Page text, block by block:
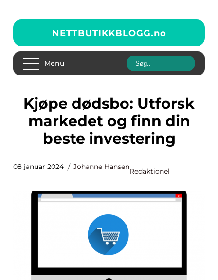
NETTBUTIKKBLOGG.no
Menu
Kjøpe dødsbo: Utforsk
markedet og finn din
beste investering
08 januar 2024 Johanne Hansen
Redaktionel